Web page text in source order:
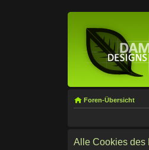
Foren-Übersicht
Alle Cookies des